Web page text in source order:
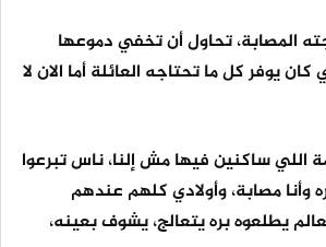
المصابة، تحاول أن تخفي دموعها
يوفر كل ما تحتاجه العائلة أما الان لا
ساكنين فيها مش إلنا، ناس تبرعوا
وأنا مصابة، وأولادي كلهم عندهم
يطلعوه بره يتعالج، يشوف بعينه،